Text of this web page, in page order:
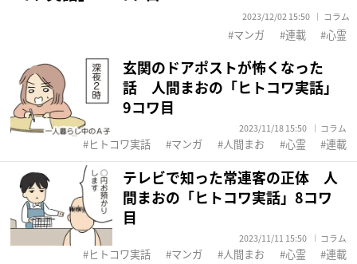
2023/12/02 15:50 コラム
マンガ 連載 心霊
玄関のドアポストが怖くなった
話 人間まおの「ヒトコワ実話」
9コワ目
2023/11/18 15:50 コラム
ヒトコワ実話 マンガ 人間まお 心霊 連載
テレビで知った常連客の正体 人
間まおの「ヒトコワ実話」8コワ
目
2023/11/11 15:50 コラム
ヒトコワ実話 マンガ 人間まお 心霊 連載